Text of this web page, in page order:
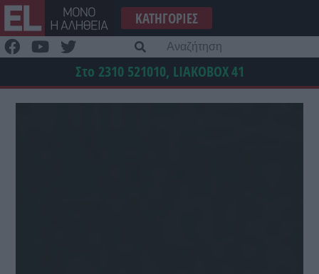
Μετάβαση
στο
περιεχόμενο
ΚΑΤΗΓΟΡΊΕΣ
Στο 2310 521010, LIAKOBOX41